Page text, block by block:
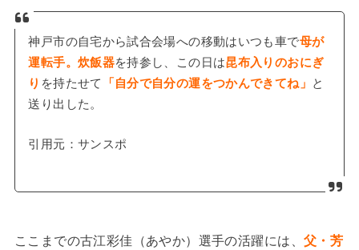
神戸市の自宅から試合会場への移動はいつも車で母が
運転手。炊飯器を持参し、この日は昆布入りのおにぎ
り を持たせて 「自分で自分の運をつかんできてね」 と
送り出した。
引用元：サンスポ
ここまでの古江彩佳（あやか）選手の活躍には、 父・芳